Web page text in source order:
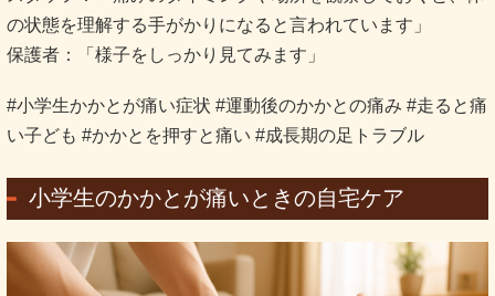
の状態を理解する手がかりになると言われています」
保護者：「様子をしっかり見てみます」
#小学生かかとが痛い症状 #運動後のかかとの痛み #走ると痛
い子ども #かかとを押すと痛い #成長期の足トラブル
小学生のかかとが痛いときの自宅ケア